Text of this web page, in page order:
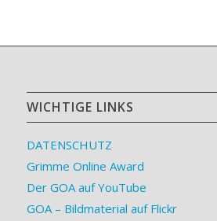
WICHTIGE LINKS
DATENSCHUTZ
Grimme Online Award
Der GOA auf YouTube
GOA – Bildmaterial auf Flickr